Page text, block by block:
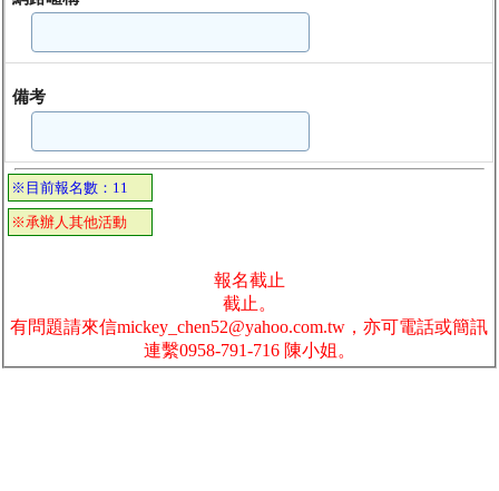
備考
※目前報名數：11
※承辦人其他活動
報名截止
截止。
有問題請來信mickey_chen52@yahoo.com.tw，亦可電話或簡訊
連繫0958-791-716 陳小姐。